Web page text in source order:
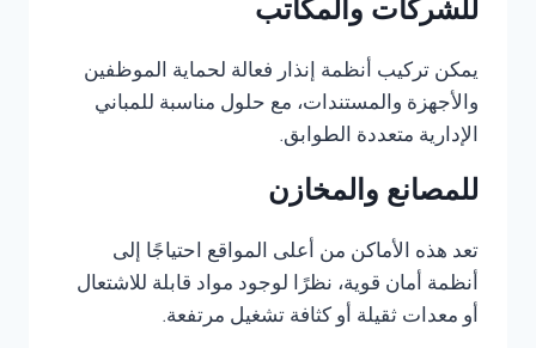
للشركات والمكاتب
يمكن تركيب أنظمة إنذار فعالة لحماية الموظفين
والأجهزة والمستندات، مع حلول مناسبة للمباني
الإدارية متعددة الطوابق.
للمصانع والمخازن
تعد هذه الأماكن من أعلى المواقع احتياجًا إلى
أنظمة أمان قوية، نظرًا لوجود مواد قابلة للاشتعال
أو معدات ثقيلة أو كثافة تشغيل مرتفعة.